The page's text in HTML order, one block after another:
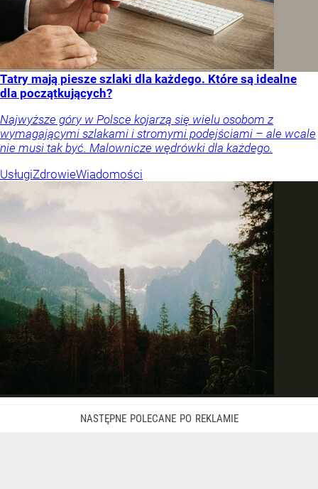
Tatry mają piesze szlaki dla każdego. Które są idealne
dla początkujących?
Najwyższe góry w Polsce kojarzą się wielu osobom z
wymagającymi szlakami i stromymi podejściami – ale wcale
nie musi tak być. Malownicze wędrówki dla każdego.
UsługiZdrowieWiadomości